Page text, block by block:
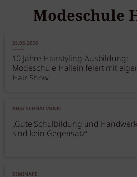
Modeschule
29.05.2026
10 Jahre Hairstyling-Ausbildung:
Modeschule Hallein feiert mit
Hair Show
ANJA SCHNATMANN
„Gute Schulbildung und Handwerk
sind kein Gegensatz“
SEMINARE